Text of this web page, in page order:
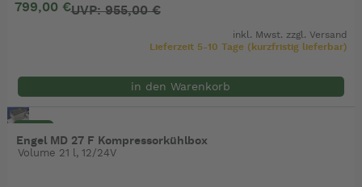
799,00 €UVP: 955,00 €
inkl. Mwst. zzgl.Versand
Lieferzeit 5-10 Tage (kurzfristig lieferbar)
in den Warenkorb
Engel MD 27 F Kompressorkühlbox
Volume 21 l, 12/24V